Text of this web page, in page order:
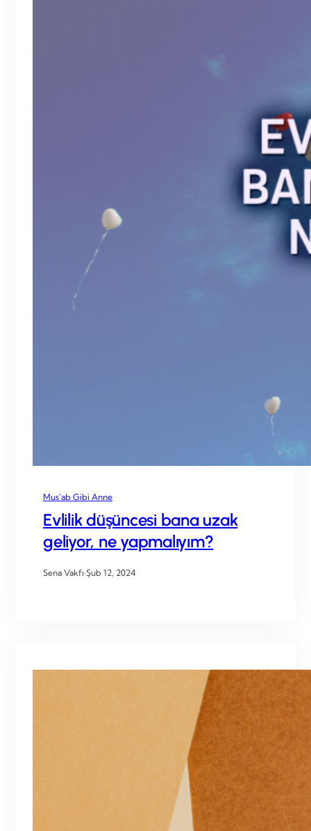
Mus’ab Gibi Anne
Evlilik düşüncesi bana uzak
geliyor, ne yapmalıyım?
Sena Vakfı·Şub 12, 2024